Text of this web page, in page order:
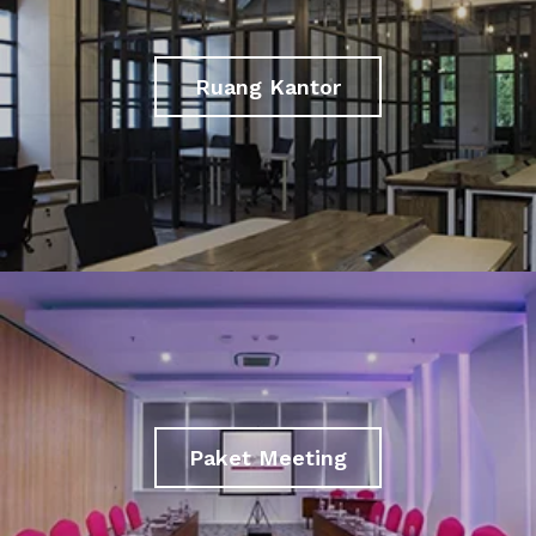
Ruang Kantor
Paket Meeting